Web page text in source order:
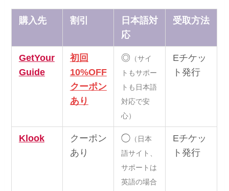
購入先 割引
日本語対
応
受取方法
GetYour
Guide
初回
10%OFF
クーポン
あり
◎ （サイ
トもサポー
トも日本語
対応で安
心）
Eチケッ
ト発行
Klook
クーポン
あり
◯（日本
語サイト、
サポートは
英語の場合
Eチケッ
ト発行